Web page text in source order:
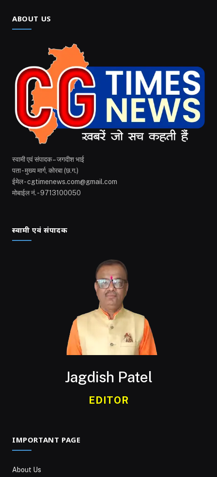
ABOUT US
स्वामी एवं संपादक – जगदीश भाई
पता - मुख्य मार्ग, कोरबा (छ.ग.)
ईमेल - cgtimenews.com@gmail.com
मोबाईल नं. - 9713100050
स्वामी एवं संपादक
Jagdish Patel
EDITOR
IMPORTANT PAGE
About Us